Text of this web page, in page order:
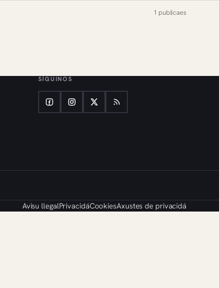
1 publicaes
SÍGUINOS
Avisu llegalPrivacidáCookiesAxustes de privacidá